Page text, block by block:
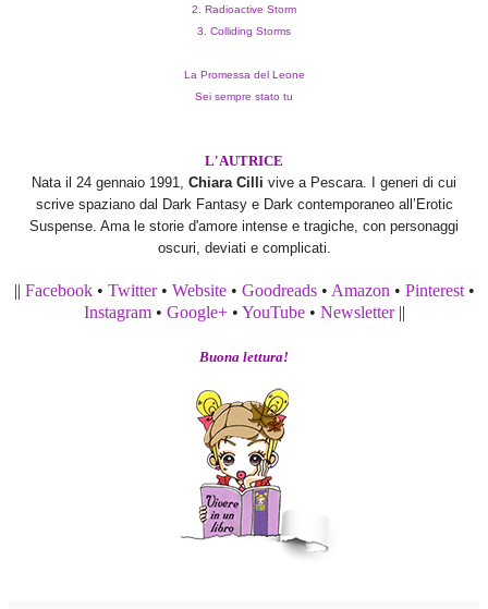
2. Radioactive Storm
3. Colliding Storms
La Promessa del Leone
Sei sempre stato tu
L'AUTRICE
Nata il 24 gennaio 1991, Chiara Cilli vive a Pescara. I generi di cui
scrive spaziano dal Dark Fantasy e Dark contemporaneo all’Erotic
Suspense. Ama le storie d'amore intense e tragiche, con personaggi
oscuri, deviati e complicati.
|| Facebook• Twitter• Website• Goodreads• Amazon • Pinterest•
Instagram• Google+• YouTube• Newsletter||
Buona lettura!